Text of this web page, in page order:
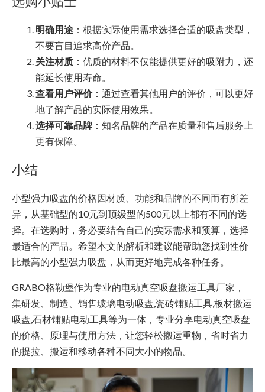
明确用途 ：根据实际使用需求选择合适的吸盘类型，
不要盲目追求高价产品。
关注材质 ：优质的材料不仅能提供更好的吸附力，还
能延长使用寿命。
查看用户评价：通过查看其他用户的评价，可以更好
地了解产品的实际使用效果。
选择可靠品牌 ：知名品牌的产品在质量和售后服务上
更有保障。
小结
小型强力吸盘的价格因材质、功能和品牌的不同而有所差
异，从基础型的10元到顶级型的500元以上都有不同的选
择。在选购时，务必要结合自己的实际需求和预算，选择
最适合的产品。希望本文的解析和建议能帮助您找到性价
比最高的小型强力吸盘，从而更好地完成各种任务。
GRABO格勒堡作为专业的电动真空吸盘搬运工具厂家，
集研发、制造、销售玻璃电动吸盘,瓷砖铺贴工具,板材搬运
吸盘,石材铺贴电动工具等为一体，专业分享电动真空吸盘
的价格、原理与使用方法，让您轻松搬运重物，省时省力
的提拉、搬运和移动各种不同大小的物品。